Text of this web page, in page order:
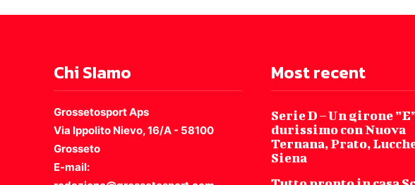
Chi SIamo
Grossetosport Aps
Via Ippolito Nievo, 16/A - 58100
Grosseto
E-mail:
Most recent
Serie D – Un girone
durissimo con Nuova
Ternana, Prato,
Siena